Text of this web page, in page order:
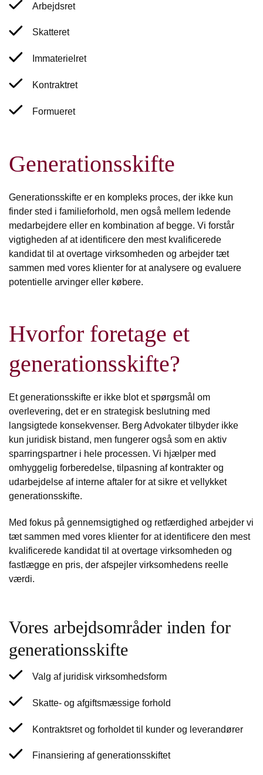
Arbejdsret
Skatteret
Immaterielret
Kontraktret
Formueret
Generationsskifte
Generationsskifte er en kompleks proces, der ikke kun
finder sted i familieforhold, men også mellem ledende
medarbejdere eller en kombination af begge. Vi forstår
vigtigheden af at identificere den mest kvalificerede
kandidat til at overtage virksomheden og arbejder tæt
sammen med vores klienter for at analysere og evaluere
potentielle arvinger eller købere.
Hvorfor foretage et
generationsskifte?
Et generationsskifte er ikke blot et spørgsmål om
overlevering, det er en strategisk beslutning med
langsigtede konsekvenser. Berg Advokater tilbyder ikke
kun juridisk bistand, men fungerer også som en aktiv
sparringspartner i hele processen. Vi hjælper med
omhyggelig forberedelse, tilpasning af kontrakter og
udarbejdelse af interne aftaler for at sikre et vellykket
generationsskifte.
Med fokus på gennemsigtighed og retfærdighed arbejder vi
tæt sammen med vores klienter for at identificere den mest
kvalificerede kandidat til at overtage virksomheden og
fastlægge en pris, der afspejler virksomhedens reelle
værdi.
Vores arbejdsområder inden for
generationsskifte
Valg af juridisk virksomhedsform
Skatte- og afgiftsmæssige forhold
Kontraktsret og forholdet til kunder og leverandører
Finansiering af generationsskiftet